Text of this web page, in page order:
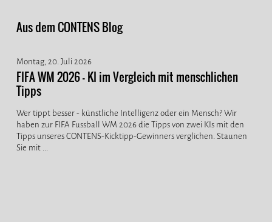
Aus dem CONTENS Blog
Montag, 20. Juli 2026
FIFA WM 2026 - KI im Vergleich mit menschlichen
Tipps
Wer tippt besser - künstliche Intelligenz oder ein Mensch? Wir
haben zur FIFA Fussball WM 2026 die Tipps von zwei KIs mit den
Tipps unseres CONTENS-Kicktipp-Gewinners verglichen. Staunen
Sie mit ...